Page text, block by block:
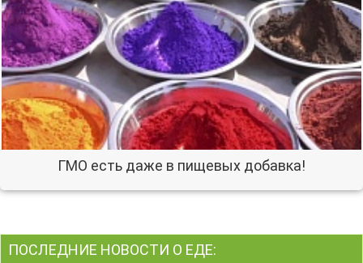
ГМО есть даже в пищевых добавка!
ПОСЛЕДНИЕ НОВОСТИ О ЕДЕ: